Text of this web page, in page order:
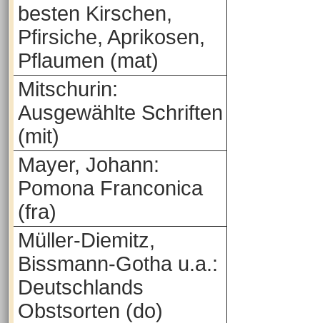
besten Kirschen,
Pfirsiche, Aprikosen,
Pflaumen (mat)
Mitschurin:
Ausgewählte Schriften
(mit)
Mayer, Johann:
Pomona Franconica
(fra)
Müller-Diemitz,
Bissmann-Gotha u.a.:
Deutschlands
Obstsorten (do)